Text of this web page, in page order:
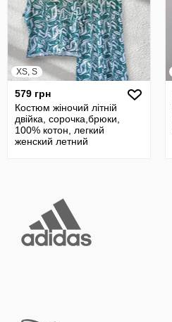
XS, S
579 грн
Костюм жіночий літній
двійка, сорочка,брюки,
100% котон, легкий
женский летний